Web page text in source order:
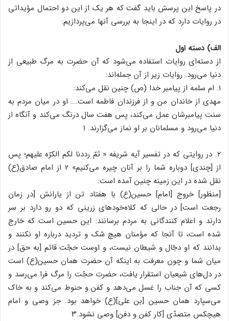
در پاسخ این پرسش باید گفت که هر یک از این دو احتمال مؤیداتی
در روایات دارد که در اینجا به بررسی آنها می‌پردازیم:
الف) دسته اول
از دسته‌ای روایات استفاده می‌شود که آن حضرت به مرگ طبیعی از
دنیا می‌رود. روایات زیر از آن جمله‌اند:
۱. ام سلمه از پیامبر خدا (ص) چنین نقل می‌کند:
مهدی از خاندان من و از فرزندان فاطمه است…. او در میان مردم به
سنت پیامبرشان عمل می‌کند، پس هفت سال درنگ می‌کند و آنگاه از
دنیا می‌رود و مسلمانان بر او نماز می‌گزارند. ۱
۲. در روایتی که در تفسیر آیه شریفه « ثمّ رددنا لکم الکرّه علیهم؛ پس
از [چندی] دوباره شما را بر آنان چیره می‌کنیم» 2 از امام صادق(ع)
نقل شده در این زمینه چنین آمده است:
[منظور] خروج [امام] حسین(ع) با هفتاد تن از یارانش [در زمان
رجعت است] در حالی که کلاه‌خودهای زرینی که دو رو دارد بر سر
دارند و اعلام کنندگانی به مردم برسانند: این حسین است که خارج
شده است، تا آنجا که مؤمنان هیچ شک و تردید درباره او نکنند و
بدانند که او دجّال و شیطان نیست، و اوست حجّت قائم [به حق] در
میان شما و چون معرفت به اینکه آن حضرت همان حسین(ع) است
در دل‌های شیعیان استقرار یافت، حضرت حجّت را مرگ فرا می‌رسد و
کسی که آن جناب را غسل می‌دهد و کفن و حنوط می‌کند و به خاک
می‌سپارد همان حسین [بن علی](ع) خواهد بود. جز وصی و امام
هیچکس متصدّی [کار کفن و دفن] وصی نشود.۳